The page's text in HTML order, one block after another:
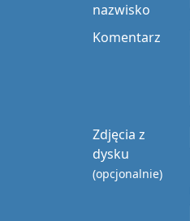
nazwisko
Komentarz
Zdjęcia z
dysku
(opcjonalnie)